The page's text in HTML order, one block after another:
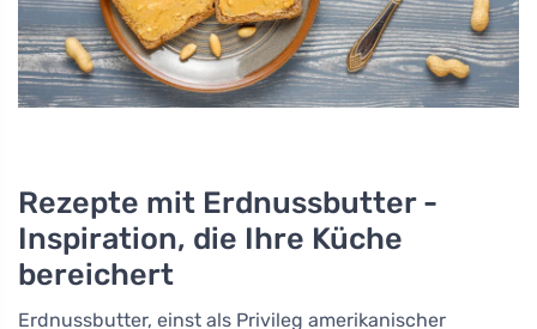
Rezepte mit Erdnussbutter -
Inspiration, die Ihre Küche
bereichert
Erdnussbutter, einst als Privileg amerikanischer